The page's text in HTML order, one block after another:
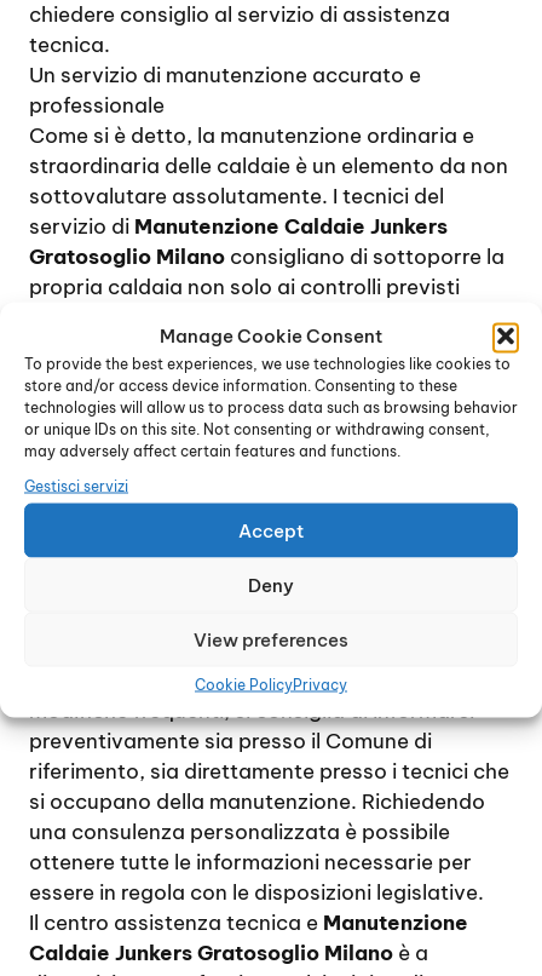
Manage Cookie Consent
To provide the best experiences, we use technologies like cookies to
store and/or access device information. Consenting to these
technologies will allow us to process data such as browsing behavior
or unique IDs on this site. Not consenting or withdrawing consent,
may adversely affect certain features and functions.
Gestisci servizi
Accept
Deny
View preferences
Cookie PolicyPrivacy
chiedere consiglio al servizio di assistenza
tecnica.
Un servizio di manutenzione accurato e
professionale
Come si è detto, la manutenzione ordinaria e
straordinaria delle caldaie è un elemento da non
sottovalutare assolutamente. I tecnici del
servizio di Manutenzione Caldaie Junkers
Gratosoglio Milano consigliano di sottoporre la
propria caldaia non solo ai controlli previsti
completa annuale, al fine di verificare il corretto
funzionamento del dispositivo e di provvedere,
se necessario, alla sostituzione dei pezzi di
ricambio usurati.
Per quanto riguarda la manutenzione
obbligatoria delle caldaie, normalmente sui
dispositivi domestici viene effettuata ogni due
anni, e consiste in un controllo generale delle
condizioni della caldaia oltre alla verifica dei
Tuttavia, trattandosi di norme soggette a
modifiche frequenti, si consiglia di informarsi
preventivamente sia presso il Comune di
riferimento, sia direttamente presso i tecnici che
si occupano della manutenzione. Richiedendo
una consulenza personalizzata è possibile
ottenere tutte le informazioni necessarie per
essere in regola con le disposizioni legislative.
Il centro assistenza tecnica e Manutenzione
Caldaie Junkers Gratosoglio Milano è a